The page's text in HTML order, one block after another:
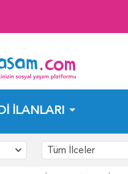
İLANLARI
Tüm İlceler